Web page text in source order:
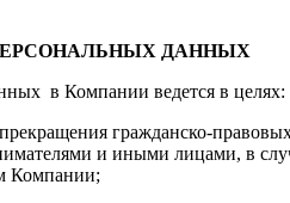
ДАННЫХ
в Компании ведется в целях:
гражданско-
и иными лицами, в
Компании;